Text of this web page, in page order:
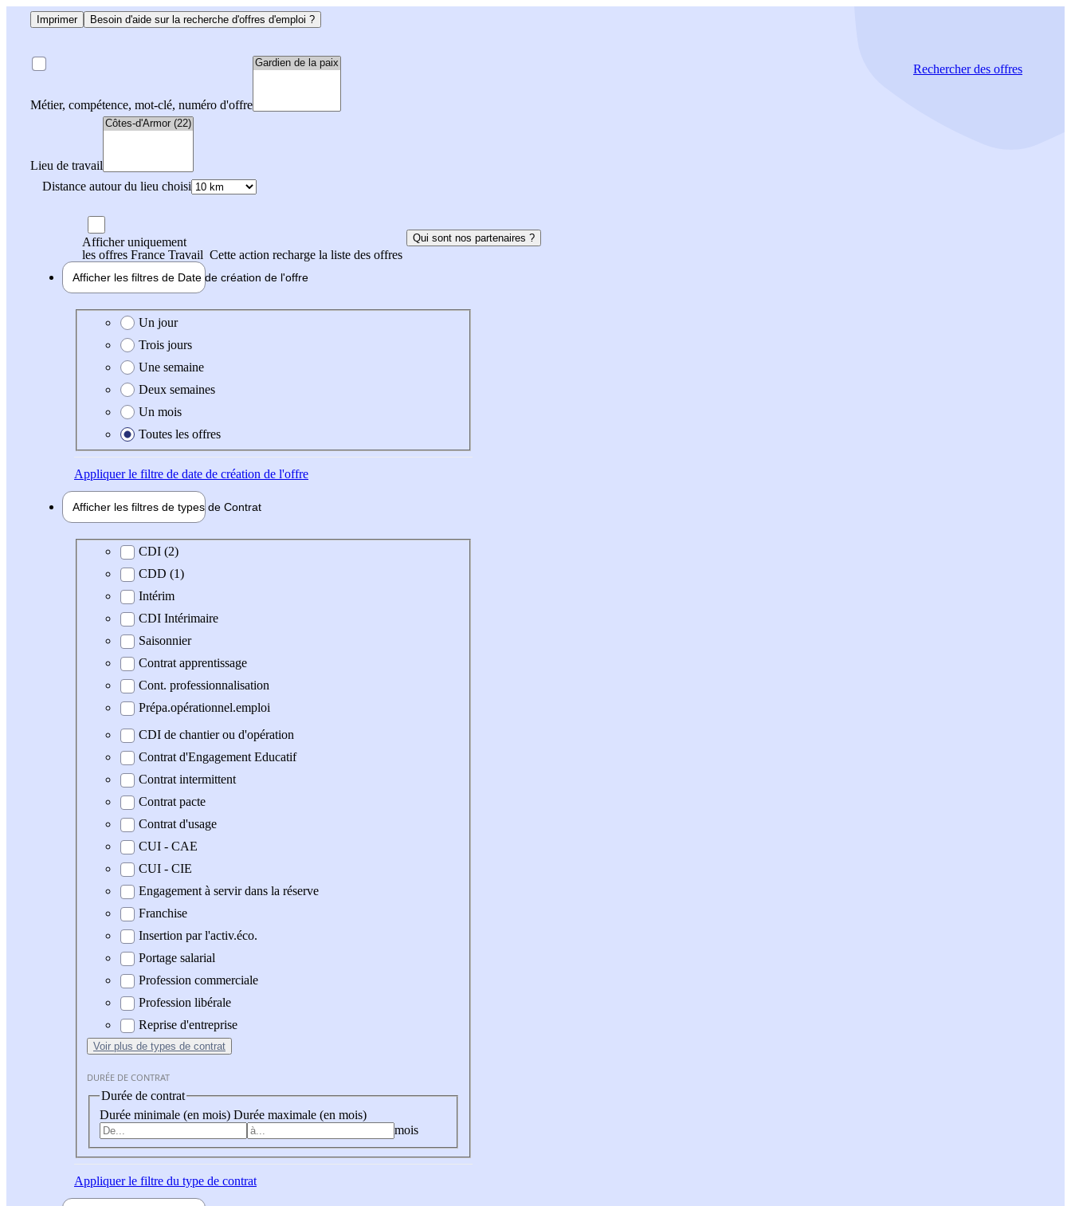
Imprimer Besoin d'aide sur la recherche d'offres d'emploi ?
Métier, compétence, mot-clé, numéro d'offre
Lieu de travail
Distance autour du lieu choisi
Rechercherdes offres
Afficher uniquement
les offres France Travail Cette action recharge la liste des offres
Qui sont nos partenaires ?
Afficher les filtres de Date de création de l'offre
Date de création de l'offre
Un jour
Trois jours
Une semaine
Deux semaines
Un mois
Toutes les offres
Appliquerle filtre de date de création de l'offre
Afficher les filtres de types de Contrat
Type de contrat
CDI (2)
CDD (1)
Intérim
CDI Intérimaire
Saisonnier
Contrat apprentissage
Cont. professionnalisation
Prépa.opérationnel.emploi
CDI de chantier ou d'opération
Contrat d'Engagement Educatif
Contrat intermittent
Contrat pacte
Contrat d'usage
CUI - CAE
CUI - CIE
Engagement à servir dans la réserve
Franchise
Insertion par l'activ.éco.
Portage salarial
Profession commerciale
Profession libérale
Reprise d'entreprise
Voir plus de types de contrat
DURÉE DE CONTRAT
Durée de contrat
Durée minimale (en mois) Durée maximale (en mois)
mois
Appliquerle filtre du type de contrat